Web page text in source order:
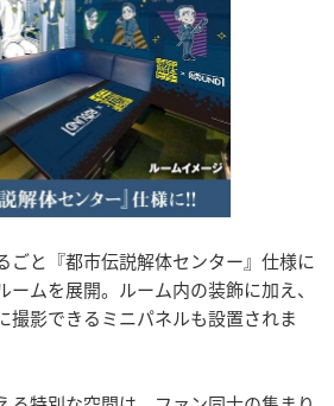
ごと『都市伝説解体センター』仕様に
ムを展開。ルーム内の装飾に加え、
撮影できるミニパネルも設置されま